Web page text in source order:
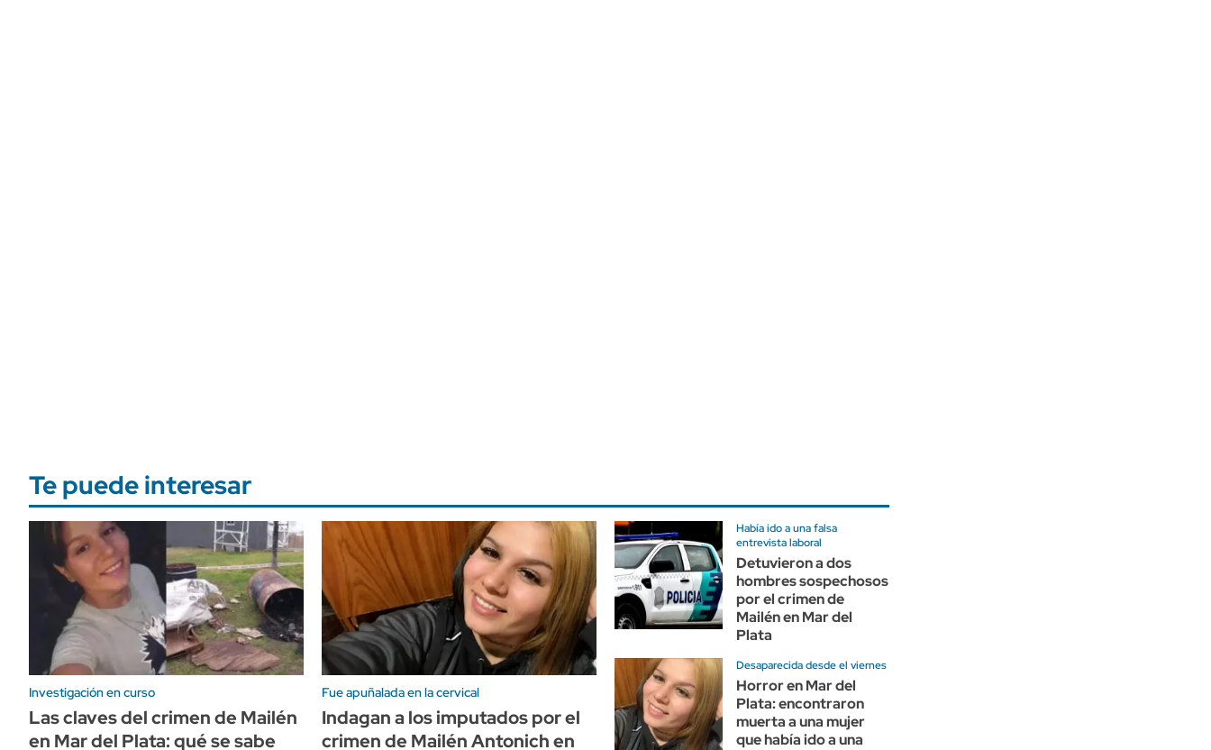
Te puede interesar
Investigación en curso
Las claves del crimen de Mailén
en Mar del Plata: qué se sabe
Fue apuñalada en la cervical
Indagan a los imputados por el
crimen de Mailén Antonich en
Había ido a una falsa
entrevista laboral
Detuvieron a dos
hombres sospechosos
por el crimen de
Mailén en Mar del
Plata
Desaparecida desde el viernes
Horror en Mar del
Plata: encontraron
muerta a una mujer
que había ido a una